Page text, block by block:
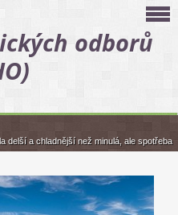
odborů
delší a chladnější než minulá, ale spotřeba